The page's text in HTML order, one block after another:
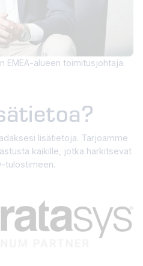
EMEA-alueen toimitusjohtaja.
lisätietoja. Tarjoamme
kaikille, jotka harkitsevat
tulostimeen.